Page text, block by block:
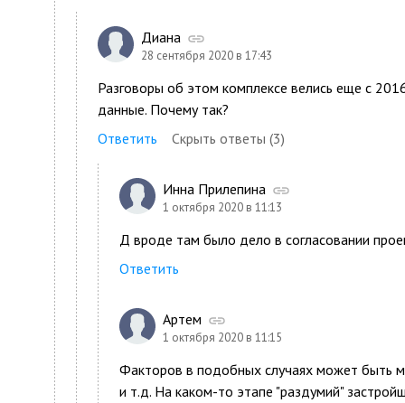
Диана
28 сентября 2020 в 17:43
Разговоры об этом комплексе велись еще с
данные. Почему так?
Ответить
Скрыть ответы (3)
Инна Прилепина
1 октября 2020 в 11:13
Д вроде там было дело в согласовании
Ответить
Артем
1 октября 2020 в 11:15
Факторов в подобных случаях может быть
и т.д. На каком-то этапе "раздумий"